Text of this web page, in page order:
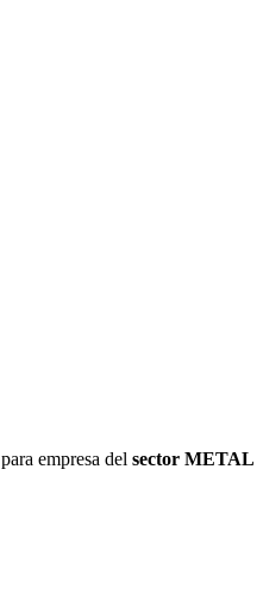
para empresa del sector METAL